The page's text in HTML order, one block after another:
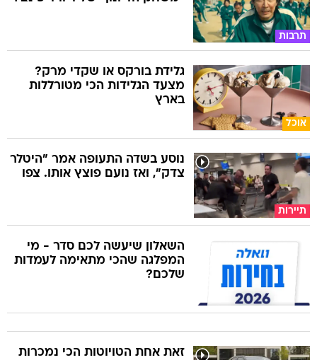
תרבות
אוכל
גלידת בורקס או שקדי מרק?
מצעד הגלידות הכי מטורללות
בארץ
תיירות
נוסע בשדה התעופה אמר "היטלר
צדק", ואז נועם פוצץ אותו. צפו
השאלון שיעשה לכם סדר - מי
המפלגה שהכי מתאימה לעמדות
שלכם?
זאת אחת הטויוטות הכי נמכרות